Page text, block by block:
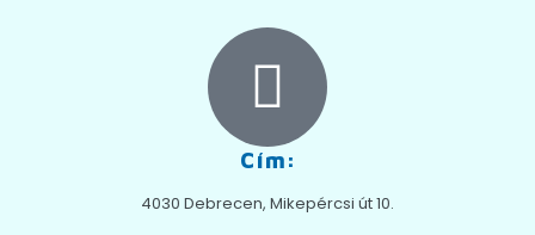
Cím:
4030 Debrecen, Mikepércsi út 10.